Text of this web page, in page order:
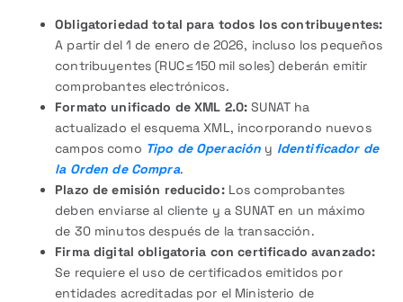
Obligatoriedad total para todos los contribuyentes:
A partir del 1 de enero de 2026, incluso los pequeños
contribuyentes (RUC ≤ 150 mil soles) deberán emitir
comprobantes electrónicos.
Formato unificado de XML 2.0: SUNAT ha
actualizado el esquema XML, incorporando nuevos
campos como Tipo de Operación y Identificador de
la Orden de Compra.
Plazo de emisión reducido:Los comprobantes
deben enviarse al cliente y a SUNAT en un máximo
de 30 minutos después de la transacción.
Firma digital obligatoria con certificado avanzado:
Se requiere el uso de certificados emitidos por
entidades acreditadas por el Ministerio de